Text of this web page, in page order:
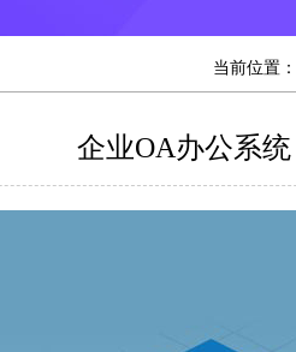
当前位置：
企业OA办公系统